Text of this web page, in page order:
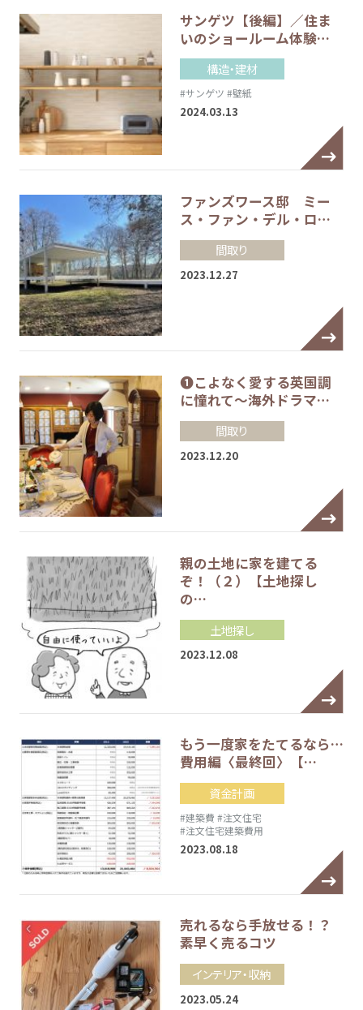
サンゲツ【後編】／住ま
いのショールーム体験…
構造・建材
#サンゲツ #壁紙
2024.03.13
ファンズワース邸 ミー
ス・ファン・デル・ロ…
間取り
2023.12.27
❶こよなく愛する英国調
に憧れて～海外ドラマ…
間取り
2023.12.20
親の土地に家を建てる
ぞ！（２）【土地探し
の…
土地探し
2023.12.08
もう一度家をたてるなら…
費用編〈最終回〉【…
資金計画
#建築費 #注文住宅
#注文住宅建築費用
2023.08.18
売れるなら手放せる！？
素早く売るコツ
インテリア・収納
2023.05.24